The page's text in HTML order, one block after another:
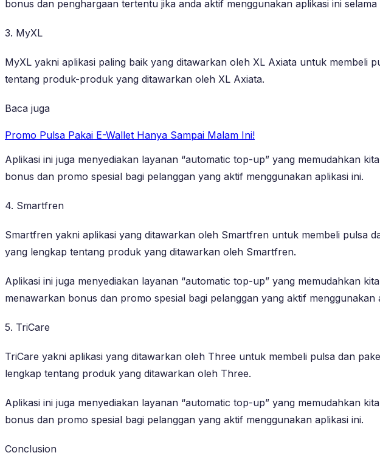
bonus dan penghargaan tertentu jika anda aktif menggunakan aplikasi ini selama
3. MyXL
MyXL yakni aplikasi paling baik yang ditawarkan oleh XL Axiata untuk membeli
tentang produk-produk yang ditawarkan oleh XL Axiata.
Baca juga
Promo Pulsa Pakai E-Wallet Hanya Sampai Malam Ini!
Aplikasi ini juga menyediakan layanan “automatic top-up” yang memudahkan
bonus dan promo spesial bagi pelanggan yang aktif menggunakan aplikasi ini.
4. Smartfren
Smartfren yakni aplikasi yang ditawarkan oleh Smartfren untuk membeli pulsa
yang lengkap tentang produk yang ditawarkan oleh Smartfren.
Aplikasi ini juga menyediakan layanan “automatic top-up” yang memudahkan
menawarkan bonus dan promo spesial bagi pelanggan yang aktif menggunakan
5. TriCare
TriCare yakni aplikasi yang ditawarkan oleh Three untuk membeli pulsa dan
lengkap tentang produk yang ditawarkan oleh Three.
Aplikasi ini juga menyediakan layanan “automatic top-up” yang memudahkan
bonus dan promo spesial bagi pelanggan yang aktif menggunakan aplikasi ini.
Conclusion